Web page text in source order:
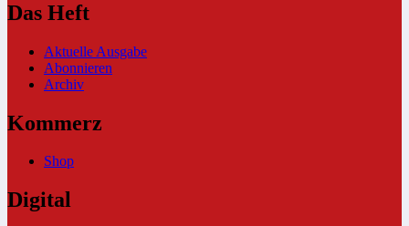
Das Heft
Aktuelle Ausgabe
Abonnieren
Archiv
Kommerz
Shop
Digital